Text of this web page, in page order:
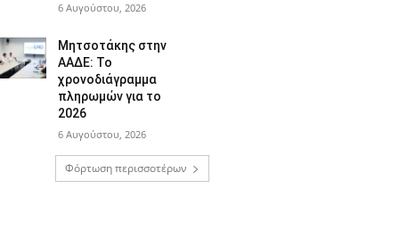
6 Αυγούστου, 2026
Μητσοτάκης στην
ΑΑΔΕ: Το
χρονοδιάγραμμα
πληρωμών για το
2026
6 Αυγούστου, 2026
Φόρτωση περισσοτέρων